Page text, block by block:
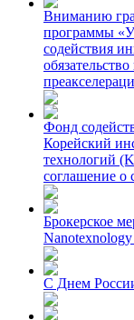
Вниманию
программы
содействия
Фонд
Корейский
технологий
соглашение о
Брокерское
С Днем